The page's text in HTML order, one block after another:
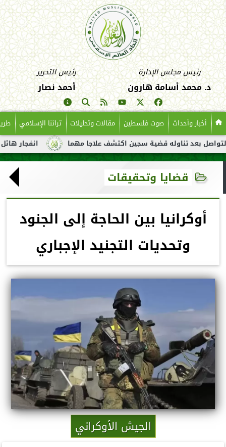
رئيس مجلس الإدارة
د. محمد أسامة هارون
رئيس التحرير
أحمد نصار
أخبار وأحداث صوت فلسطين مقالات وتحليلات تراثنا الإسلامي
انفجار هائل لناقلة تناوله قضية سجين اكتشف علاجا مهما
قضايا وتحقيقات
أوكرانيا بين الحاجة إلى الجنود
وتحديات التجنيد الإجباري
الجيش الأوكراني